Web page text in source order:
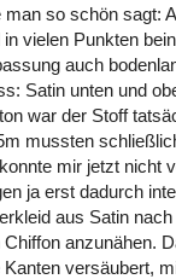
man so schön sagt:
in vielen Punkten
auch
Satin unten und
war der Stoff
mussten
mir jetzt nicht
ja erst dadurch
aus Satin
Chiffon anzunähen.
Kanten versäubert,